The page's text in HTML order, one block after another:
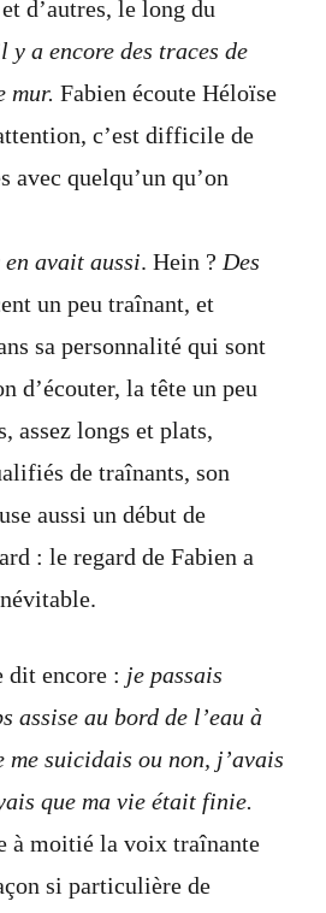
d’autres, le long du
y a encore des traces de
mur. Fabien écoute Héloïse
c’est difficile de
avec quelqu’un qu’on
avait aussi. Hein ? Des
un peu traînant, et
sa personnalité qui sont
d’écouter, la tête un peu
assez longs et plats,
de traînants, son
aussi un début de
: le regard de Fabien a
dit encore : je passais
assise au bord de l’eau à
me suicidais ou non, j’avais
que ma vie était finie.
à moitié la voix traînante
si particulière de